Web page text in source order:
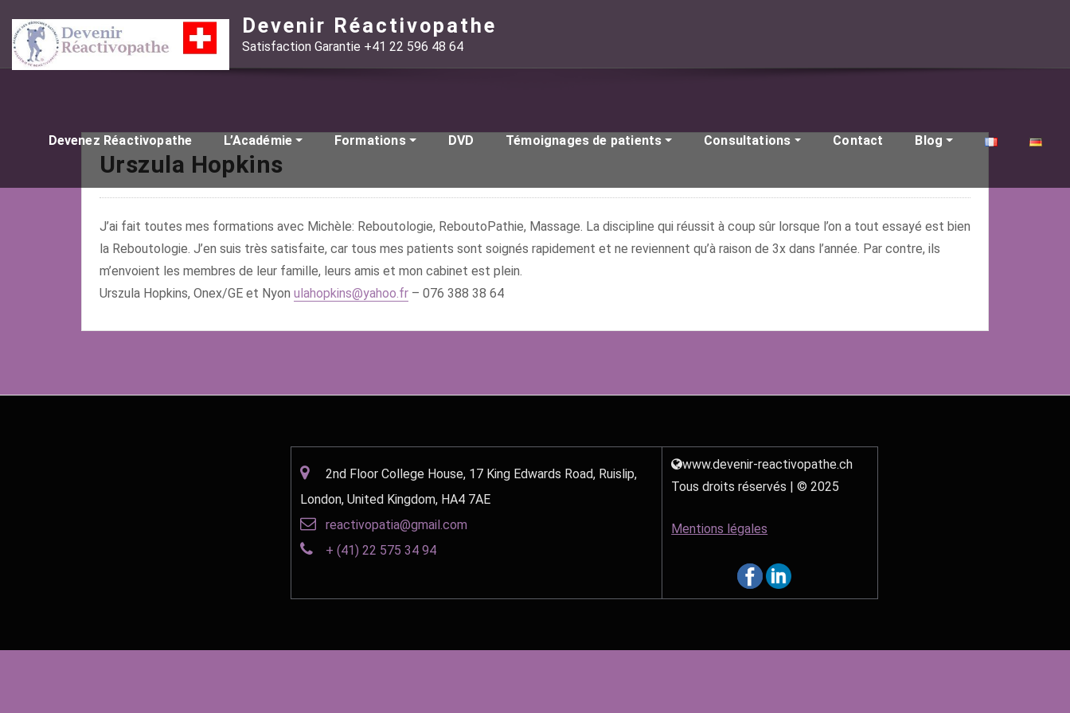
content
Devenir Réactivopathe
Satisfaction Garantie +41 22 596 48 64
Devenez Réactivopathe L’Académie Formations DVD Témoignages de patients Consultations Contact Blog
Urszula Hopkins
J’ai fait toutes mes formations avec Michèle: Reboutologie, ReboutoPathie, Massage. La discipline qui réussit à coup sûr lorsque l’on a tout essayé est bien
la Reboutologie. J’en suis très satisfaite, car tous mes patients sont soignés rapidement et ne reviennent qu’à raison de 3x dans l’année. Par contre, ils
m’envoient les membres de leur famille, leurs amis et mon cabinet est plein.
Urszula Hopkins, Onex/GE et Nyon ulahopkins@yahoo.fr – 076 388 38 64
2nd Floor College House, 17 King Edwards Road, Ruislip,
London, United Kingdom, HA4 7AE
reactivopatia@gmail.com
+ (41) 22 575 34 94
www.devenir-reactivopathe.ch
Tous droits réservés | © 2025
Mentions légales